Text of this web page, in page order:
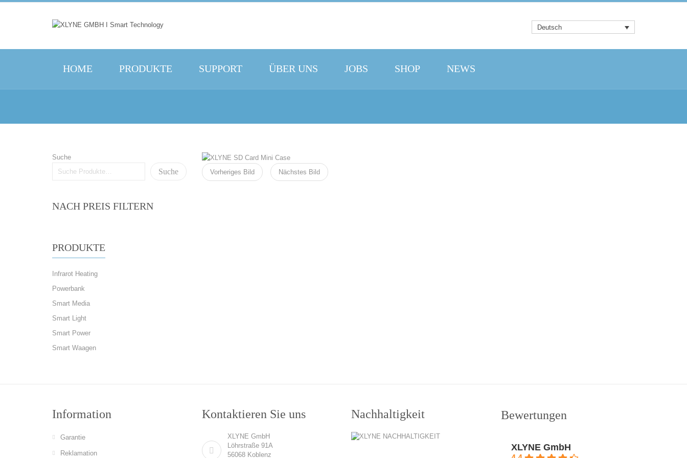
Deutsch
HOME PRODUKTE SUPPORT ÜBER UNS JOBS SHOP NEWS
Suche
Suche
NACH PREIS FILTERN
PRODUKTE
Infrarot Heating
Powerbank
Smart Media
Smart Light
Smart Power
Smart Waagen
Vorheriges Bild Nächstes Bild
Information
Garantie
Reklamation
Kontaktieren Sie uns
XLYNE GmbH
Löhrstraße 91A
56068 Koblenz
Nachhaltigkeit Bewertungen
XLYNE GmbH